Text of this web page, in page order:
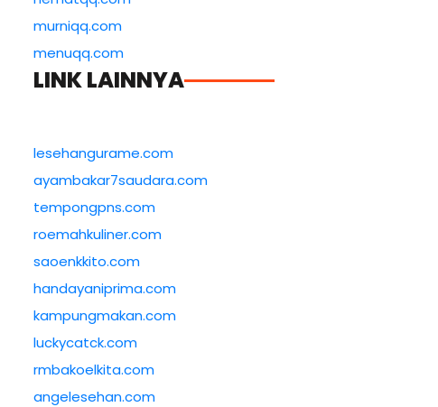
murniqq.com
menuqq.com
LINK LAINNYA
lesehangurame.com
ayambakar7saudara.com
tempongpns.com
roemahkuliner.com
saoenkkito.com
handayaniprima.com
kampungmakan.com
luckycatck.com
rmbakoelkita.com
angelesehan.com